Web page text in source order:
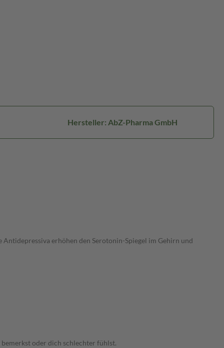
Hersteller: AbZ-Pharma GmbH
erhöhen den Serotonin-Spiegel im Gehirn und
bemerkst oder dich schlechter fühlst.